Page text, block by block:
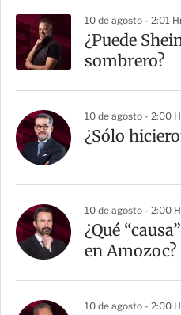
10 de agosto - 2:01
¿Puede
sombrero?
10 de agosto - 2:00
¿Sólo
10 de agosto - 2:00
¿Qué
en Amozoc?
10 de agosto - 2:00